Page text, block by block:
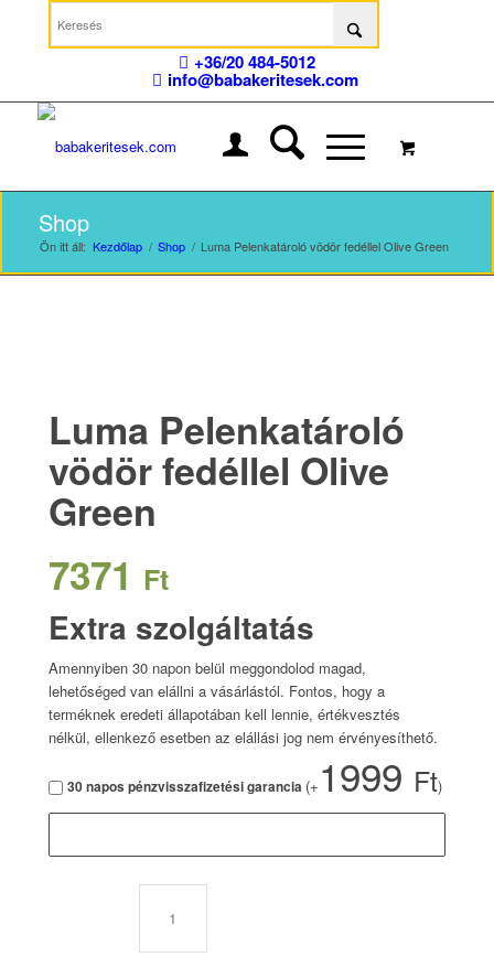
+36/20 484-5012
info@babakeritesek.com
Shop
Ön itt áll: Kezdőlap / Shop / Luma Pelenkatároló vödör fedéllel Olive Green
Luma Pelenkatároló
vödör fedéllel Olive
Green
7371 Ft
Extra szolgáltatás
Amennyiben 30 napon belül meggondolod magad,
lehetőséged van elállni a vásárlástól. Fontos, hogy a
terméknek eredeti állapotában kell lennie, értékvesztés
nélkül, ellenkező esetben az elállási jog nem érvényesíthető.
30 napos pénzvisszafizetési garancia (+ 1999 Ft)